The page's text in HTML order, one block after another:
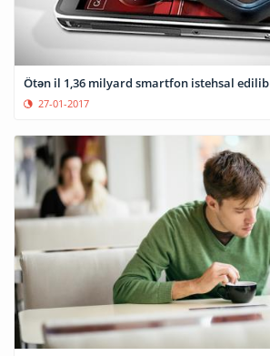
Ötən il 1,36 milyard smartfon istehsal edilib
27-01-2017